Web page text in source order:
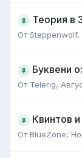
Теория в
ОтSteppenwolf,
Буквени
От Telerig,
Квинтов
ОтBlueZone,